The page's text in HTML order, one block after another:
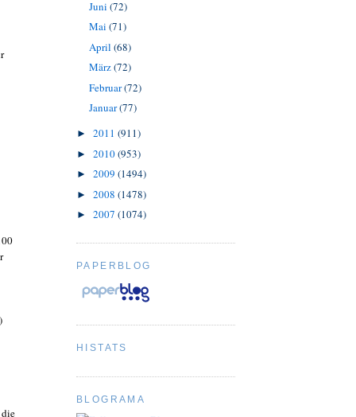
die
Juni (72)
Mai (71)
April (68)
März(72)
Februar(72)
Januar(77)
► 2011 (911)
► 2010(953)
► 2009 (1494)
► 2008 (1478)
► 2007 (1074)
PAPERBLOG
HISTATS
BLOGRAMA